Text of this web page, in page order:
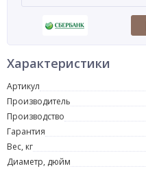
Характеристики
Артикул
Производитель
Производство
Гарантия
Вес, кг
Диаметр, дюйм